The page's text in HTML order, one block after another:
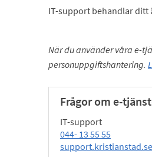
IT-support behandlar ditt
När du använder våra e-
personuppgiftshantering.
Frågor om e-
IT-support
044- 13 55 55
support.kristianstad.se